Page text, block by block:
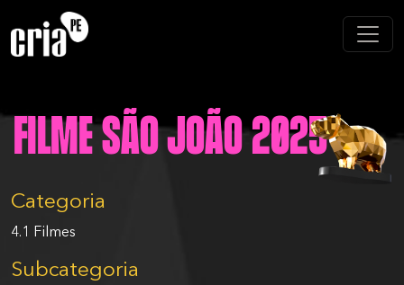
Filme São João 2025
Categoria
4.1 Filmes
Subcategoria